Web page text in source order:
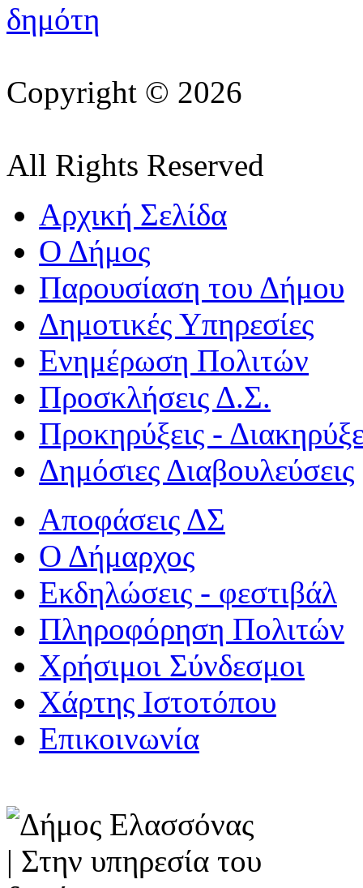
Copyright © 2026
All Rights Reserved
Αρχική Σελίδα
Ο Δήμος
Παρουσίαση του Δήμου
Δημοτικές Υπηρεσίες
Ενημέρωση Πολιτών
Προσκλήσεις Δ.Σ.
Προκηρύξεις -
Δημόσιες Διαβουλεύσεις
Αποφάσεις ΔΣ
Ο Δήμαρχος
Εκδηλώσεις - φεστιβάλ
Πληροφόρηση Πολιτών
Χρήσιμοι Σύνδεσμοι
Χάρτης Ιστοτόπου
Επικοινωνία